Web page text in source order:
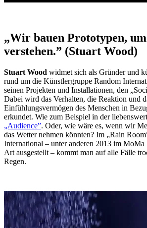
„Wir bauen Prototypen,
verstehen.” (Stuart Wood)
Stuart Wood widmet sich als Gründer und
rund um die Künstlergruppe Random
seinen Projekten und Installationen, den
Dabei wird das Verhalten, die Reaktion und
Einfühlungsvermögen des Menschen in
erkundet. Wie zum Beispiel in der
„Audience”. Oder, wie wäre es, wenn wir
das Wetter nehmen könnten? Im „Rain
International – unter anderen 2013 im
Art ausgestellt – kommt man auf alle Fälle
Regen.